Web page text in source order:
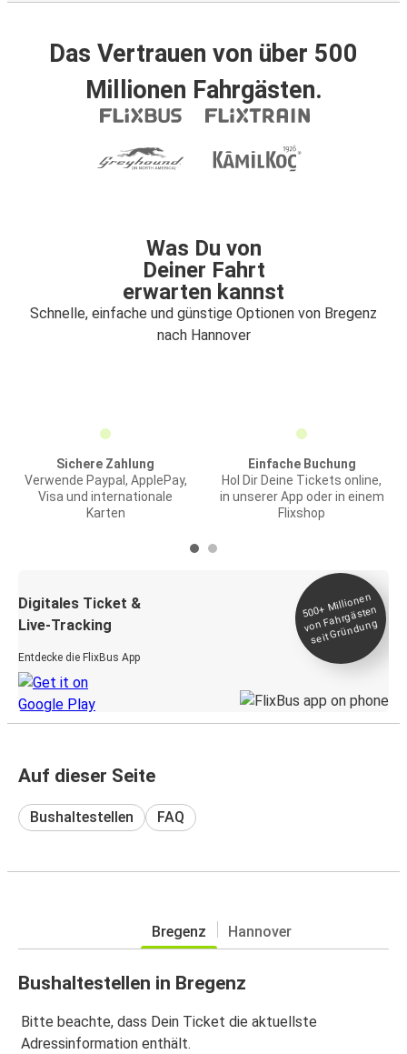
Das Vertrauen von über 500
Millionen Fahrgästen.
Was Du von
Deiner Fahrt
erwarten kannst
Schnelle, einfache und günstige Optionen von Bregenz
nach Hannover
Sichere Zahlung
Verwende Paypal, ApplePay,
Visa und internationale
Karten
Einfache Buchung
Hol Dir Deine Tickets online,
in unserer App oder in einem
Flixshop
Digitales Ticket &
Live-Tracking
Entdecke die FlixBus App
500+
Millionen
von Fahrgästen
seit
Gründung
Auf dieser Seite
Bushaltestellen FAQ
Bregenz Hannover
Bushaltestellen in Bregenz
Bitte beachte, dass Dein Ticket die aktuellste
Adressinformation enthält.